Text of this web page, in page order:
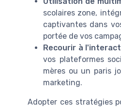
scolaires zone,
captivantes dans
portée de vos
Recourir à
vos plateformes
mères ou un paris
marketing.
Adopter ces stratégies